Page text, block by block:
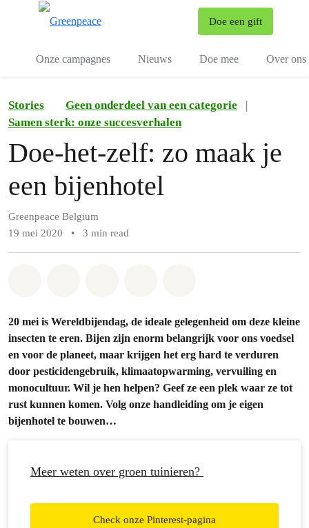
Doe een gift
Onze campagnes Nieuws Doe mee Over ons
Stories Geen onderdeel van een categorie
|
Samen sterk: onze succesverhalen
Doe-het-zelf: zo maak je
een bijenhotel
Greenpeace Belgium
19 mei 2020
• 3 min read
20 mei is Wereldbijendag, de ideale gelegenheid om deze kleine
insecten te eren. Bijen zijn enorm belangrijk voor ons voedsel
en voor de planeet, maar krijgen het erg hard te verduren
door pesticidengebruik, klimaatopwarming, vervuiling en
monocultuur. Wil je hen helpen? Geef ze een plek waar ze tot
rust kunnen komen. Volg onze handleiding om je eigen
bijenhotel te bouwen…
Meer weten over groen tuinieren?
Check onze Pinterest-pagina